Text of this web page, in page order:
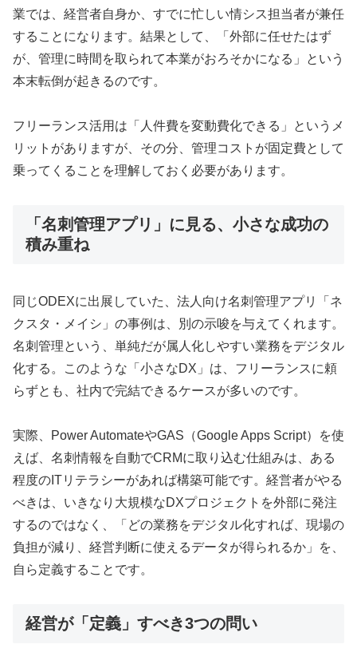
業では、経営者自身か、すでに忙しい情シス担当者が兼任
することになります。結果として、「外部に任せたはず
が、管理に時間を取られて本業がおろそかになる」という
本末転倒が起きるのです。
フリーランス活用は「人件費を変動費化できる」というメ
リットがありますが、その分、管理コストが固定費として
乗ってくることを理解しておく必要があります。
「名刺管理アプリ」に見る、小さな成功の
積み重ね
同じODEXに出展していた、法人向け名刺管理アプリ「ネ
クスタ・メイシ」の事例は、別の示唆を与えてくれます。
名刺管理という、単純だが属人化しやすい業務をデジタル
化する。このような「小さなDX」は、フリーランスに頼
らずとも、社内で完結できるケースが多いのです。
実際、Power AutomateやGAS（Google Apps Script）を使
えば、名刺情報を自動でCRMに取り込む仕組みは、ある
程度のITリテラシーがあれば構築可能です。経営者がやる
べきは、いきなり大規模なDXプロジェクトを外部に発注
するのではなく、「どの業務をデジタル化すれば、現場の
負担が減り、経営判断に使えるデータが得られるか」を、
自ら定義することです。
経営が「定義」すべき3つの問い